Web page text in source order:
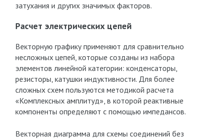
затухания и других значимых факторов.
Расчет электрических цепей
Векторную графику применяют для сравнительно
несложных цепей, которые созданы из набора
элементов линейной категории: конденсаторы,
резисторы, катушки индуктивности. Для более
сложных схем пользуются методикой расчета
«Комплексных амплитуд», в которой реактивные
компоненты определяют с помощью импедансов.
Векторная диаграмма для схемы соединений без